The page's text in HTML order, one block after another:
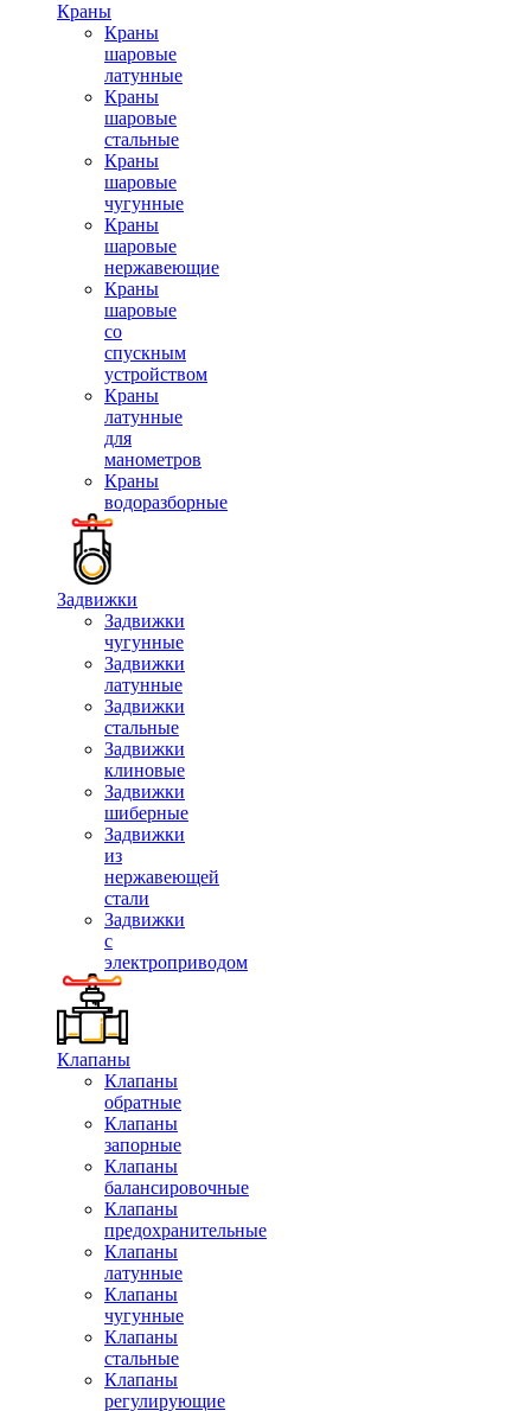
Краны
Краны
шаровые
латунные
Краны
шаровые
стальные
Краны
шаровые
чугунные
Краны
шаровые
нержавеющие
Краны
шаровые
со
спускным
устройством
Краны
латунные
для
манометров
Краны
водоразборные
Задвижки
Задвижки
чугунные
Задвижки
латунные
Задвижки
стальные
Задвижки
клиновые
Задвижки
шиберные
Задвижки
из
нержавеющей
стали
Задвижки
с
электроприводом
Клапаны
Клапаны
обратные
Клапаны
запорные
Клапаны
балансировочные
Клапаны
предохранительные
Клапаны
латунные
Клапаны
чугунные
Клапаны
стальные
Клапаны
регулирующие